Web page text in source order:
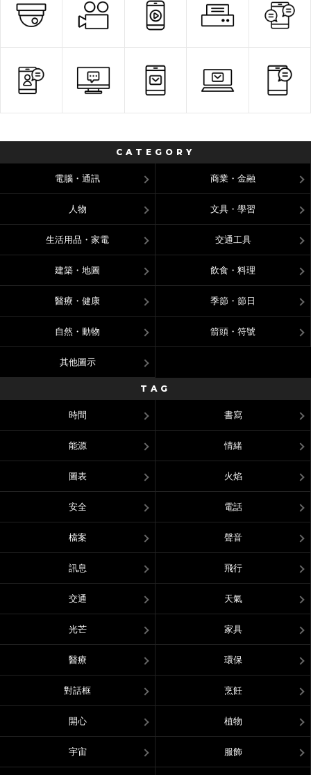
CATEGORY
電腦・通訊 商業・金融
人物 文具・學習
生活用品・家電 交通工具
建築・地圖 飲食・料理
醫療・健康 季節・節日
自然・動物 箭頭・符號
其他圖示
TAG
時間 書寫
能源 情緒
圖表 火焰
安全 電話
檔案 聲音
訊息 飛行
交通 天氣
光芒 家具
醫療 環保
對話框 烹飪
開心 植物
宇宙 服飾